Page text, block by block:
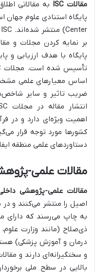
مقالات ISC
به مقالاتی
بر نمایه کردن مجلات و
پایگاه با هدف ارزیابی و
اساس معیارهای علمی
ضریب تاثیر و سایر
اهمیت ویژه‌ای دارد و در
کشورها مورد توجه قرار
دستاوردهای علمی منطقه
مقالات علمی-
مقالات علمی-پژوهشی
اصیل را منتشر می‌کنند و در
به چاپ می‌رسند که دارای
ذی‌صلاح (مانند وزارت
درمان و آموزش پزشکی)
و سختگیرانه‌ای دارند و
بالایی در سطح ملی